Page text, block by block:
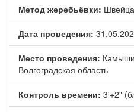
Метод жеребьёвки:
Дата проведения:
Место проведения:
Волгоградская область
Контроль времени: 3'+2"